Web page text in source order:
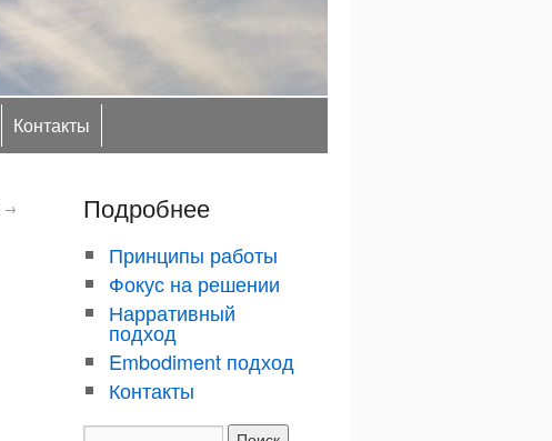
Контакты
→ Подробнее
Принципы работы
Фокус на решении
Нарративный
подход
Embodiment подход
Контакты